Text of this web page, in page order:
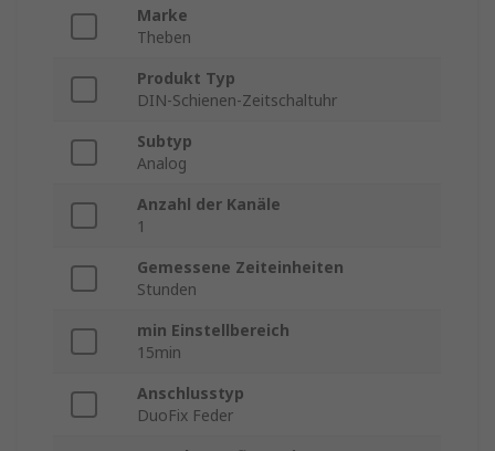
Marke
Theben
Produkt Typ
DIN-Schienen-Zeitschaltuhr
Subtyp
Analog
Anzahl der Kanäle
1
Gemessene Zeiteinheiten
Stunden
min Einstellbereich
15min
Anschlusstyp
DuoFix Feder